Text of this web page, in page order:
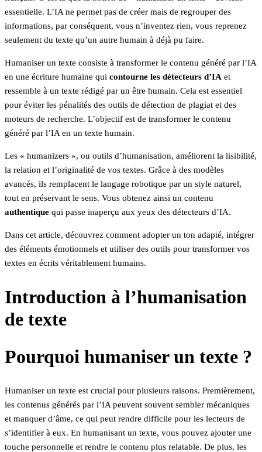
essentielle. L’IA ne permet pas de créer mais de regrouper des
informations, par conséquent, vous n’inventez rien, vous reprenez
seulement du texte qu’un autre humain à déjà pu faire.
Humaniser un texte consiste à transformer le contenu généré par l’IA
en une écriture humaine qui contourne les détecteurs d’IA et
ressemble à un texte rédigé par un être humain. Cela est essentiel
pour éviter les pénalités des outils de détection de plagiat et des
moteurs de recherche. L’objectif est de transformer le contenu
généré par l’IA en un texte humain.
Les « humanizers », ou outils d’humanisation, améliorent la lisibilité,
la relation et l’originalité de vos textes. Grâce à des modèles
avancés, ils remplacent le langage robotique par un style naturel,
tout en préservant le sens. Vous obtenez ainsi un contenu
authentique qui passe inaperçu aux yeux des détecteurs d’IA.
Dans cet article, découvrez comment adopter un ton adapté, intégrer
des éléments émotionnels et utiliser des outils pour transformer vos
textes en écrits véritablement humains.
Introduction à l’humanisation
de texte
Pourquoi humaniser un texte ?
Humaniser un texte est crucial pour plusieurs raisons. Premièrement,
les contenus générés par l’IA peuvent souvent sembler mécaniques
et manquer d’âme, ce qui peut rendre difficile pour les lecteurs de
s’identifier à eux. En humanisant un texte, vous pouvez ajouter une
touche personnelle et rendre le contenu plus relatable. De plus, les